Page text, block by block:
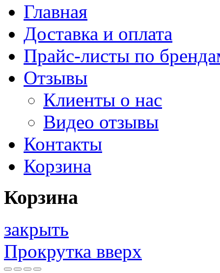
Главная
Доставка и оплата
Прайс-листы по
Отзывы
Клиенты о нас
Видео отзывы
Контакты
Корзина
Корзина
закрыть
Прокрутка вверх